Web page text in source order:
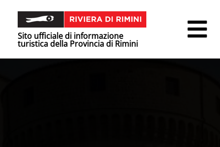
Sito ufficiale di informazione
turistica della Provincia di Rimini